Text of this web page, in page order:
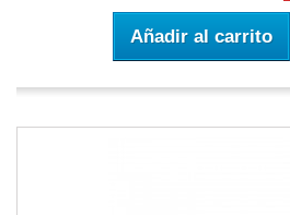
Añadir al carrito